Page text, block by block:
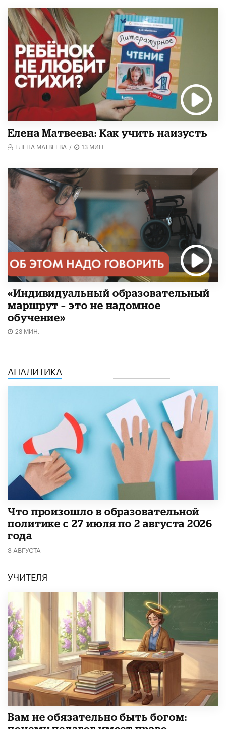
Елена Матвеева: Как учить наизусть
ЕЛЕНА МАТВЕЕВА / 13 МИН.
«Индивидуальный образовательный
маршрут – это не надомное
обучение»
23 МИН.
АНАЛИТИКА
​Что произошло в образовательной
политике с 27 июля по 2 августа 2026
года
3 АВГУСТА
УЧИТЕЛЯ
​Вам не обязательно быть богом: